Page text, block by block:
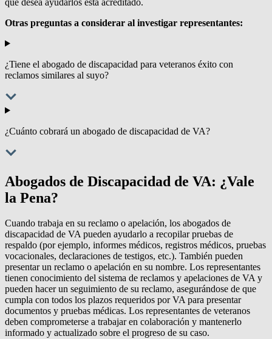
Otras preguntas a considerar al investigar representantes:
¿Tiene el abogado de discapacidad para veteranos éxito con
reclamos similares al suyo?
¿Cuánto cobrará un abogado de discapacidad de VA?
Abogados de Discapacidad de VA: ¿Vale
la Pena?
Cuando trabaja en su reclamo o apelación, los abogados de
discapacidad de VA pueden ayudarlo a recopilar pruebas de
respaldo (por ejemplo, informes médicos, registros médicos, pruebas
vocacionales, declaraciones de testigos, etc.). También pueden
presentar un reclamo o apelación en su nombre. Los representantes
tienen conocimiento del sistema de reclamos y apelaciones de VA y
pueden hacer un seguimiento de su reclamo, asegurándose de que
cumpla con todos los plazos requeridos por VA para presentar
documentos y pruebas médicas. Los representantes de veteranos
deben comprometerse a trabajar en colaboración y mantenerlo
informado y actualizado sobre el progreso de su caso.